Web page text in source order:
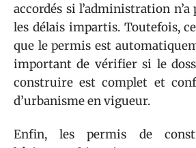
accordés si l’administration n’a
les délais impartis. Toutefois,
que le permis est
important de vérifier si le
construire est complet et
d’urbanisme en vigueur.
Enfin, les permis de